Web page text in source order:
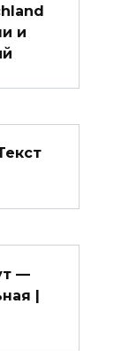
и
—
|